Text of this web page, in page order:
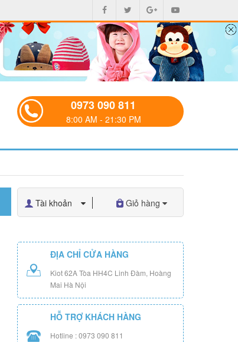
0973 090 811
8:00 AM - 21:30 PM
Tài khoản Giỏ hàng
ĐỊA CHỈ CỬA HÀNG
Kiot 62A Tòa HH4C Linh Đàm, Hoàng
Mai Hà Nội
HỖ TRỢ KHÁCH HÀNG
Hotline : 0973 090 811